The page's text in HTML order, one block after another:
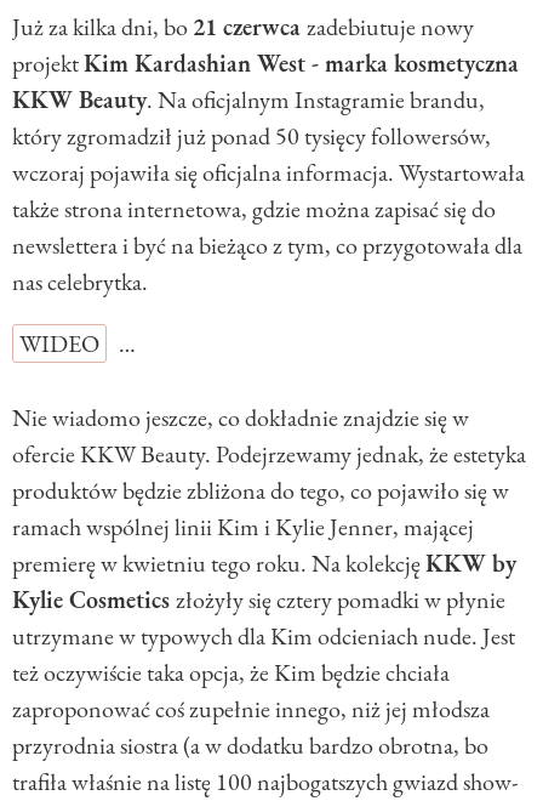
Już za kilka dni, bo21 czerwcazadebiutuje nowy
projektKim Kardashian West - marka kosmetyczna
KKW Beauty. Na oficjalnym Instagramie brandu,
który zgromadził już ponad 50 tysięcy followersów,
wczoraj pojawiła się oficjalna informacja. Wystartowała
także strona internetowa, gdzie można zapisać się do
newslettera i być na bieżąco z tym, co przygotowała dla
nas celebrytka.
WIDEO
…
Nie wiadomo jeszcze, co dokładnie znajdzie się w
ofercie KKW Beauty. Podejrzewamy jednak, że estetyka
produktów będzie zbliżona do tego, co pojawiło się w
ramach wspólnej linii Kim i Kylie Jenner, mającej
premierę w kwietniu tego roku. Na kolekcjęKKW by
Kylie Cosmeticszłożyły się cztery pomadki w płynie
utrzymane w typowych dla Kim odcieniach nude. Jest
też oczywiście taka opcja, że Kim będzie chciała
zaproponować coś zupełnie innego, niż jej młodsza
przyrodnia siostra (a w dodatku bardzo obrotna, bo
trafiła właśnie na listę 100 najbogatszych gwiazd show-